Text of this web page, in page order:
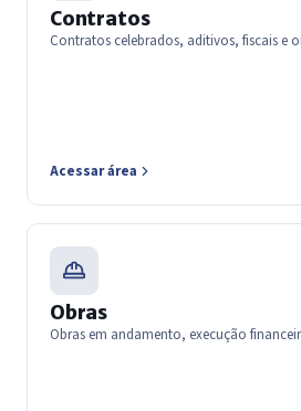
Contratos
Contratos celebrados, aditivos, fiscais e
Acessar área
Obras
Obras em andamento, execução